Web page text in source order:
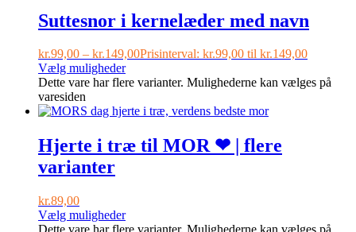
Suttesnor i kernelæder med navn
kr.99,00 – kr.149,00Prisinterval: kr.99,00 til kr.149,00
Vælg muligheder
Dette vare har flere varianter. Mulighederne kan vælges på
varesiden
Hjerte i træ til MOR ❤ | flere
varianter
kr.89,00
Vælg muligheder